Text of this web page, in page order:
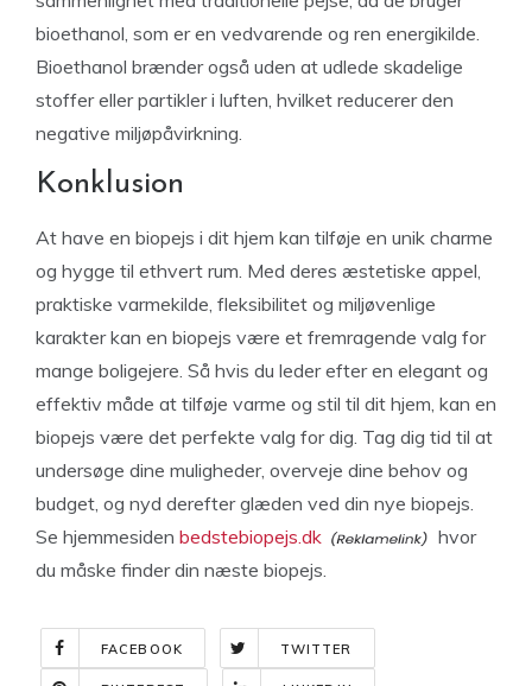
bioethanol, som er en vedvarende og ren energikilde.
Bioethanol brænder også uden at udlede skadelige
stoffer eller partikler i luften, hvilket reducerer den
negative miljøpåvirkning.
Konklusion
At have en biopejs i dit hjem kan tilføje en unik charme
og hygge til ethvert rum. Med deres æstetiske appel,
praktiske varmekilde, fleksibilitet og miljøvenlige
karakter kan en biopejs være et fremragende valg for
mange boligejere. Så hvis du leder efter en elegant og
effektiv måde at tilføje varme og stil til dit hjem, kan en
biopejs være det perfekte valg for dig. Tag dig tid til at
undersøge dine muligheder, overveje dine behov og
budget, og nyd derefter glæden ved din nye biopejs.
Se hjemmesiden bedstebiopejs.dk
hvor
du måske finder din næste biopejs.
FACEBOOK TWITTER